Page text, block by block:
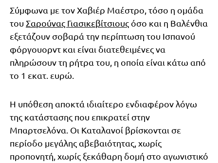
Σύμφωνα με τον Χαβιέρ Μαέστρο, τόσο η ομάδα
του Σαρούνας Γιασικεβίτσιους όσο και η Βαλένθια
εξετάζουν σοβαρά την περίπτωση του Ισπανού
φόργουορντ και είναι διατεθειμένες να
πληρώσουν τη ρήτρα του, η οποία είναι κάτω από
το 1 εκατ. ευρώ.
Η υπόθεση αποκτά ιδιαίτερο ενδιαφέρον λόγω
της κατάστασης που επικρατεί στην
Μπαρτσελόνα. Οι Καταλανοί βρίσκονται σε
περίοδο μεγάλης αβεβαιότητας, χωρίς
προπονητή, χωρίς ξεκάθαρη δομή στο αγωνιστικό